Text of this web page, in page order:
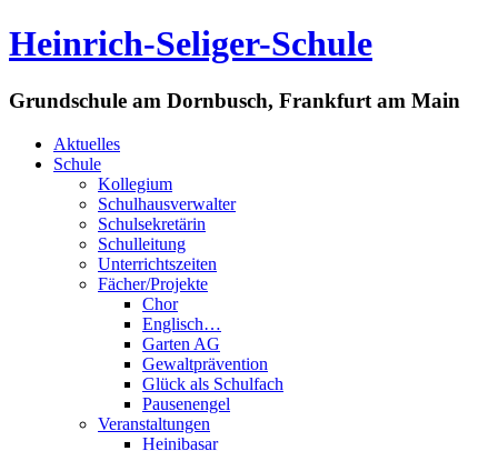
Heinrich-Seliger-Schule
Grundschule am Dornbusch, Frankfurt am Main
Aktuelles
Schule
Kollegium
Schulhausverwalter
Schulsekretärin
Schulleitung
Unterrichtszeiten
Fächer/Projekte
Chor
Englisch…
Garten AG
Gewaltprävention
Glück als Schulfach
Pausenengel
Veranstaltungen
Heinibasar